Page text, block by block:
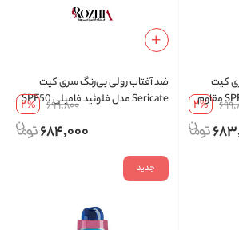
کیت
Sericate مدل اسپرت SPF50 مقاوم2%
ضد آفتاب رولی بی‌رنگ سری کیت
Sericate مدل فلوئید فامیلی SPF50
فاقد چربی مناسب انواع پوست حجم
699,800
2%
684,000
جدید